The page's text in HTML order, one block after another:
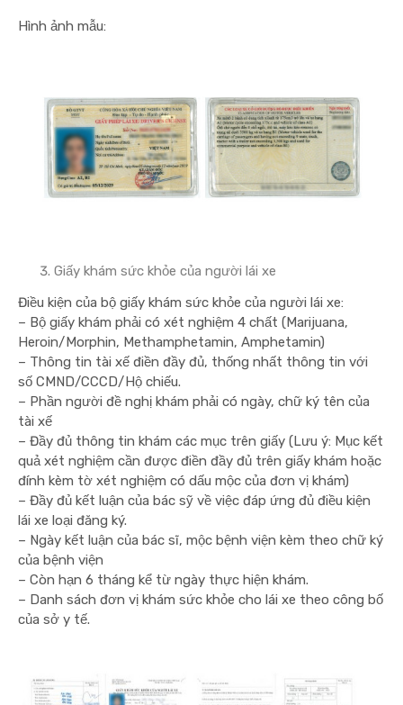
Hình ảnh mẫu:
Giấy khám sức khỏe của người lái xe
Điều kiện của bộ giấy khám sức khỏe của người lái xe:
– Bộ giấy khám phải có xét nghiệm 4 chất (Marijuana,
Heroin/Morphin, Methamphetamin, Amphetamin)
– Thông tin tài xế điền đầy đủ, thống nhất thông tin với
số CMND/CCCD/Hộ chiếu.
– Phần người đề nghị khám phải có ngày, chữ ký tên của
tài xế
– Đầy đủ thông tin khám các mục trên giấy (Lưu ý: Mục kết
quả xét nghiệm cần được điền đầy đủ trên giấy khám hoặc
đính kèm tờ xét nghiệm có dấu mộc của đơn vị khám)
– Đầy đủ kết luận của bác sỹ về việc đáp ứng đủ điều kiện
lái xe loại đăng ký.
– Ngày kết luận của bác sĩ, mộc bệnh viện kèm theo chữ ký
của bệnh viện
– Còn hạn 6 tháng kể từ ngày thực hiện khám.
– Danh sách đơn vị khám sức khỏe cho lái xe theo công bố
của sở y tế.